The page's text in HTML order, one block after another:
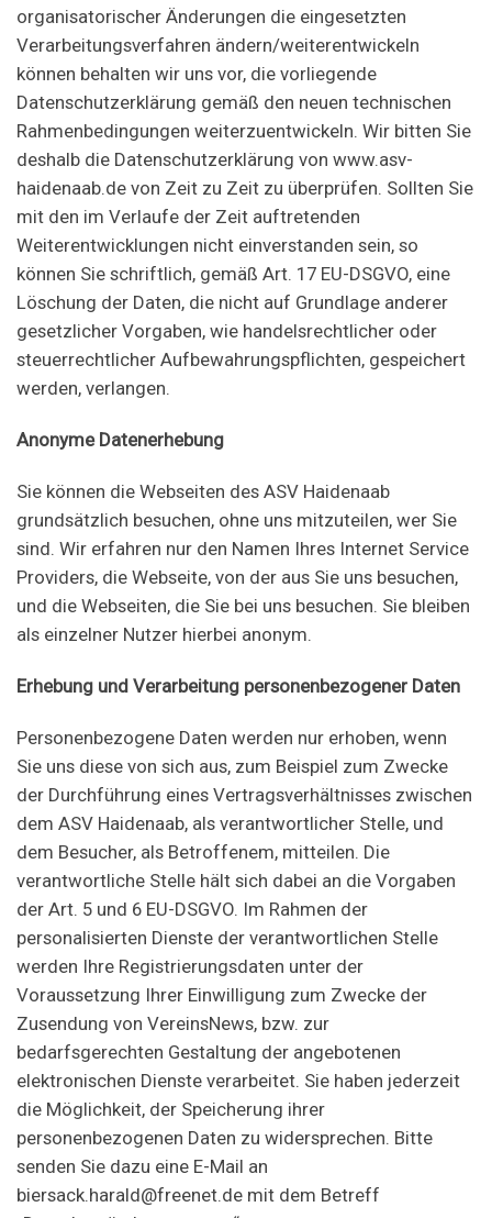
organisatorischer Änderungen die eingesetzten
Verarbeitungsverfahren ändern/weiterentwickeln
können behalten wir uns vor, die vorliegende
Datenschutzerklärung gemäß den neuen technischen
Rahmenbedingungen weiterzuentwickeln. Wir bitten Sie
deshalb die Datenschutzerklärung von www.asv-
haidenaab.de von Zeit zu Zeit zu überprüfen. Sollten Sie
mit den im Verlaufe der Zeit auftretenden
Weiterentwicklungen nicht einverstanden sein, so
können Sie schriftlich, gemäß Art. 17 EU-DSGVO, eine
Löschung der Daten, die nicht auf Grundlage anderer
gesetzlicher Vorgaben, wie handelsrechtlicher oder
steuerrechtlicher Aufbewahrungspflichten, gespeichert
werden, verlangen.
Anonyme Datenerhebung
Sie können die Webseiten des ASV Haidenaab
grundsätzlich besuchen, ohne uns mitzuteilen, wer Sie
sind. Wir erfahren nur den Namen Ihres Internet Service
Providers, die Webseite, von der aus Sie uns besuchen,
und die Webseiten, die Sie bei uns besuchen. Sie bleiben
als einzelner Nutzer hierbei anonym.
Erhebung und Verarbeitung personenbezogener Daten
Personenbezogene Daten werden nur erhoben, wenn
Sie uns diese von sich aus, zum Beispiel zum Zwecke
der Durchführung eines Vertragsverhältnisses zwischen
dem ASV Haidenaab, als verantwortlicher Stelle, und
dem Besucher, als Betroffenem, mitteilen. Die
verantwortliche Stelle hält sich dabei an die Vorgaben
der Art. 5 und 6 EU-DSGVO. Im Rahmen der
personalisierten Dienste der verantwortlichen Stelle
werden Ihre Registrierungsdaten unter der
Voraussetzung Ihrer Einwilligung zum Zwecke der
Zusendung von VereinsNews, bzw. zur
bedarfsgerechten Gestaltung der angebotenen
elektronischen Dienste verarbeitet. Sie haben jederzeit
die Möglichkeit, der Speicherung ihrer
personenbezogenen Daten zu widersprechen. Bitte
senden Sie dazu eine E-Mail an
biersack.harald@freenet.de mit dem Betreff